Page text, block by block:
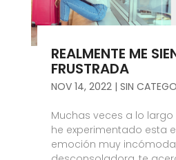
REALMENTE ME
FRUSTRADA
NOV 14, 2022| SIN
Muchas veces a lo
he experimentado esta
emoción muy